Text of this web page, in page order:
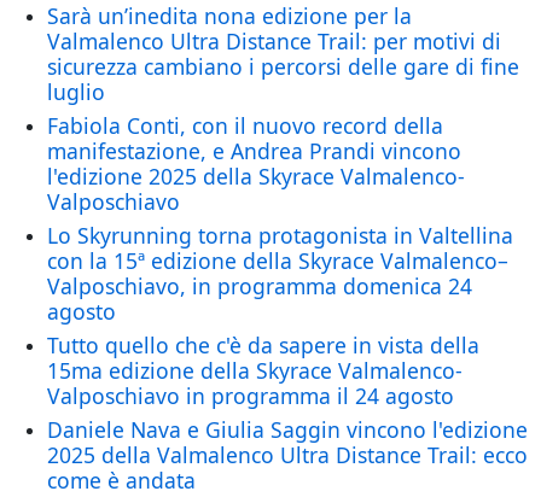
Sarà un’inedita nona edizione per la
Valmalenco Ultra Distance Trail: per motivi di
sicurezza cambiano i percorsi delle gare di fine
luglio
Fabiola Conti, con il nuovo record della
manifestazione, e Andrea Prandi vincono
l'edizione 2025 della Skyrace Valmalenco-
Valposchiavo
Lo Skyrunning torna protagonista in Valtellina
con la 15ª edizione della Skyrace Valmalenco–
Valposchiavo, in programma domenica 24
agosto
Tutto quello che c'è da sapere in vista della
15ma edizione della Skyrace Valmalenco-
Valposchiavo in programma il 24 agosto
Daniele Nava e Giulia Saggin vincono l'edizione
2025 della Valmalenco Ultra Distance Trail: ecco
come è andata